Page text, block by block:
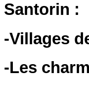
Santorin :
-Villages
-Les